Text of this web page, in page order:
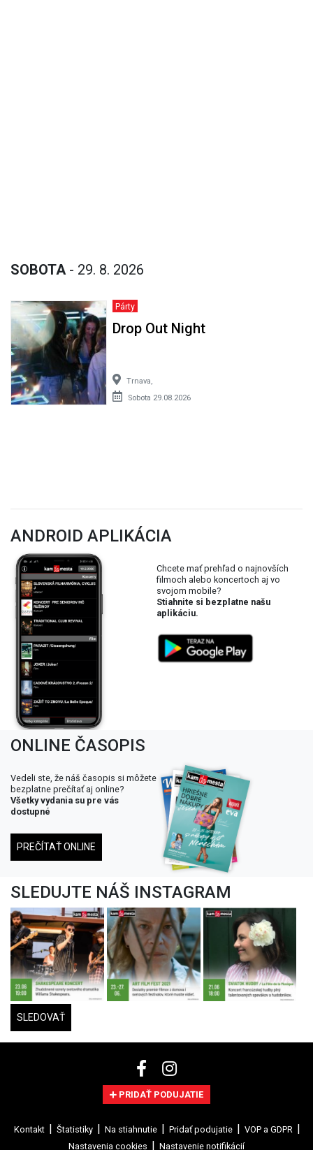
SOBOTA - 29. 8. 2026
Párty
Drop Out Night
Trnava,
Sobota 29.08.2026
ANDROID APLIKÁCIA
Chcete mať prehľad o najnovších
filmoch alebo koncertoch aj vo
svojom mobile?
Stiahnite si bezplatne našu
aplikáciu.
ONLINE ČASOPIS
Vedeli ste, že náš časopis si môžete
bezplatne prečítať aj online?
Všetky vydania su pre vás
dostupné
PREČÍTAŤ ONLINE
SLEDUJTE NÁŠ INSTAGRAM
SLEDOVAŤ
PRIDAŤ PODUJATIE
Kontakt Štatistiky Na stiahnutie Pridať podujatie
VOP a GDPR
Nastavenia cookies
Nastavenie notifikácií